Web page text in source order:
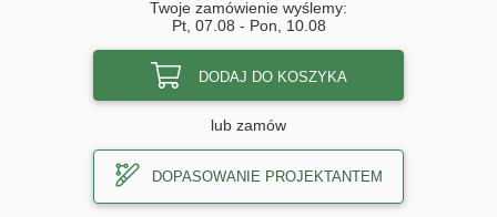
Twoje zamówienie wyślemy:
Pt, 07.08 - Pon, 10.08
DODAJ DO KOSZYKA
lub zamów
DOPASOWANIE PROJEKTANTEM